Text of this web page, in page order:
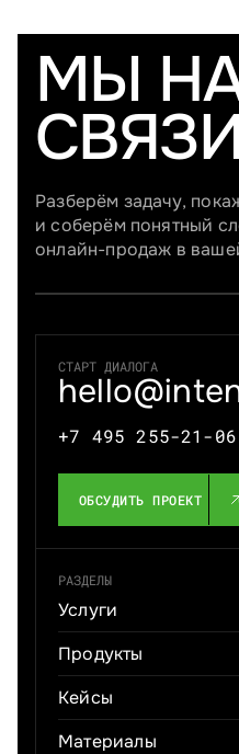
МЫ
СВЯЗИ
Разберём задачу,
и соберём понятный
онлайн-продаж в
СТАРТ ДИАЛОГА
+7 495 255-21-06
ОБСУДИТЬ ПРОЕКТ
РАЗДЕЛЫ
Услуги
Продукты
Кейсы
Материалы